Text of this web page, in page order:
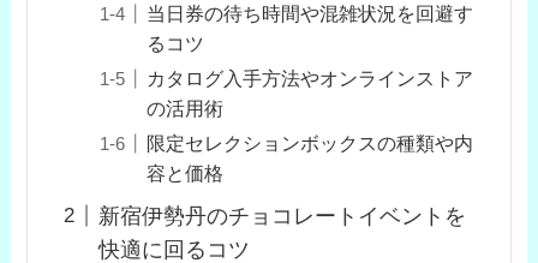
当日券の待ち時間や混雑状況を回避す
るコツ
カタログ入手方法やオンラインストア
の活用術
限定セレクションボックスの種類や内
容と価格
新宿伊勢丹のチョコレートイベントを
快適に回るコツ